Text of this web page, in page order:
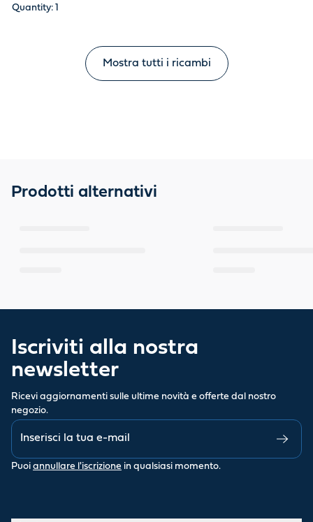
1
Mostra tutti i ricambi
Prodotti alternativi
Iscriviti alla nostra
newsletter
Ricevi aggiornamenti sulle ultime novità e offerte dal nostro
negozio.
Puoi annullare l'iscrizione in qualsiasi momento.